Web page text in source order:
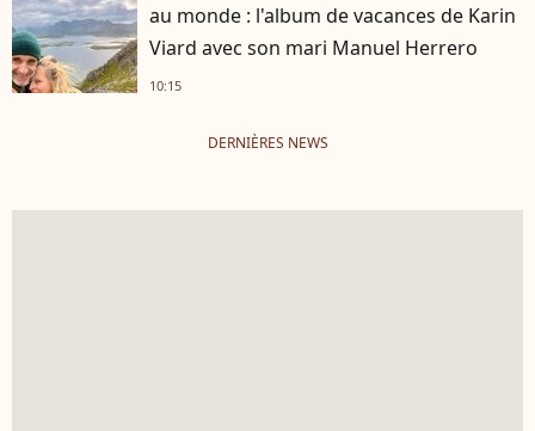
au monde : l'album de vacances de Karin
Viard avec son mari Manuel Herrero
10:15
DERNIÈRES NEWS